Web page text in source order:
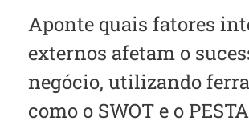
Aponte quais fatores
externos afetam o
negócio, utilizando
como o SWOT e o